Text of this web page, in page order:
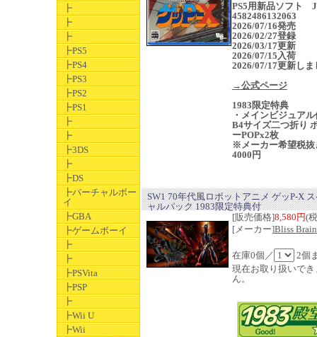
┣
┣
┣
┣PS5
┣PS4
┣PS3
┣PS2
┣PS1
┣
┣
┣3DS
┣
┣DS
┣バーチャルボー
イ
┣GBA
┣ゲームボーイ
┣
┣
┣PSVita
┣PSP
┣
┣Wii U
┣Wii
PS5用新品ソフト
4582486132063
2026/07/16発売
2026/02/27登録
2026/03/17更新
2026/07/15入荷
2026/07/17更新しま
→公式ページ
1983限定特典
・メインビジュア
B4サイズ二つ折り
ーPOPx2枚
※メーカー希望税抜
4000円
SW1 70年代風ロボットアニメ ゲッP-X
ャルパック 1983限定特典付
[販売価格]8,580円(
[メーカー]Bliss Brain
在庫0個／
2個
現在お取り扱いでき
ん。